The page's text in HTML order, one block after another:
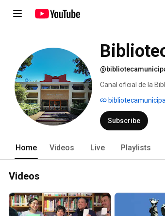
Canal oficial de la
Subscribe
Home Videos Live Playlists
Videos